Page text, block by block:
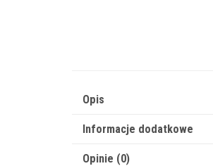
Opis
Informacje dodatkowe
Opinie (0)